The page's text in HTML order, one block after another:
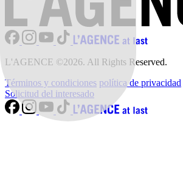
L'AGENCE ©2026. All Rights Reserved.
Términos y condiciones política de privacidad
Solicitud del interesado